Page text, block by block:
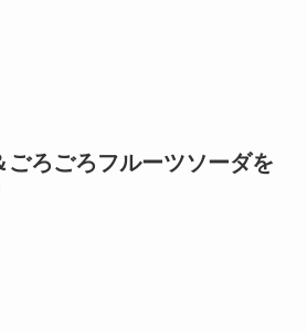
ごろごろフルーツソーダを